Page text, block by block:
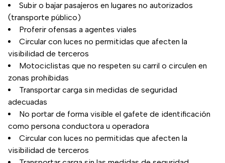
Subir o bajar pasajeros en lugares no autorizados
(transporte público)
Proferir ofensas a agentes viales
Circular con luces no permitidas que afecten la
visibilidad de terceros
Motociclistas que no respeten su carril o circulen en
zonas prohibidas
Transportar carga sin medidas de seguridad
adecuadas
No portar de forma visible el gafete de identificación
como persona conductora u operadora
Circular con luces no permitidas que afecten la
visibilidad de terceros